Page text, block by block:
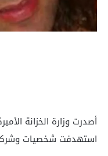
أصدرت وزارة الخزانة
استهدفت شخصيات